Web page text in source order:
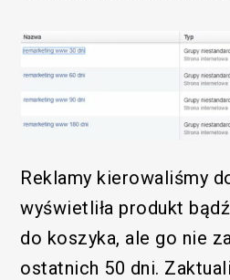
Reklamy kierowaliśmy
wyświetliła produkt
do koszyka, ale go nie
ostatnich 50 dni.